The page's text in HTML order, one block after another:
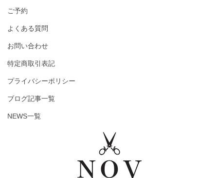
ご予約
よくある質問
お問い合わせ
特定商取引表記
プライバシーポリシー
ブログ記事一覧
NEWS一覧